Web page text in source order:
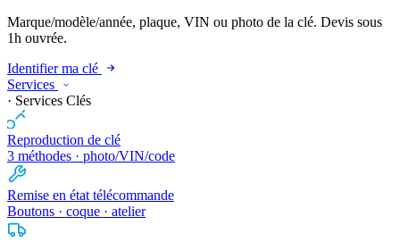
Marque/modèle/année, plaque, VIN ou photo de la clé. Devis sous
1h ouvrée.
Identifier ma clé
Services
· Services Clés
Reproduction de clé
3 méthodes · photo/VIN/code
Remise en état télécommande
Boutons · coque · atelier